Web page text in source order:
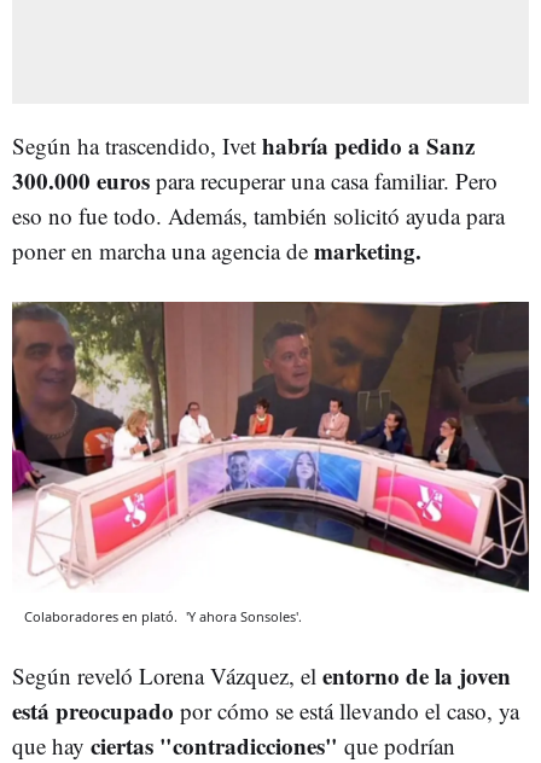
Según ha trascendido, Ivet habría pedido a Sanz
300.000 euros para recuperar una casa familiar. Pero
eso no fue todo. Además, también solicitó ayuda para
poner en marcha una agencia de marketing.
Colaboradores en plató. 'Y ahora Sonsoles'.
Según reveló Lorena Vázquez, el entorno de la joven
está preocupado por cómo se está llevando el caso, ya
que hay ciertas "contradicciones" que podrían